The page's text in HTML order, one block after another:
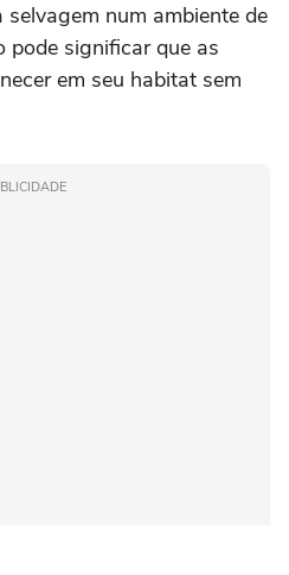
num ambiente de
pode significar que as
em seu habitat sem